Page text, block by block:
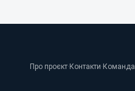
Про проєкт· Контакти· Команда